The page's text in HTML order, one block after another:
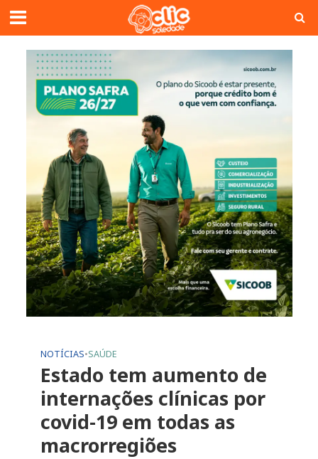
NOTÍCIAS•SAÚDE
Estado tem aumento de
internações clínicas por
covid-19 em todas as
macrorregiões